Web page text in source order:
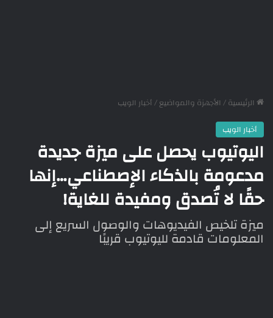
الرئيسية/ الأجهزة والمواضيع/أخبار الويب
أخبار الويب
اليوتيوب يحصل على ميزة جديدة
مدعومة بالذكاء الإصطناعي…إنها
حقًا لا تُصدق ومفيدة للغاية!
ميزة تلخيص الفيديوهات والوصول السريع إلى
المعلومات قادمة لليوتيوب قريبًا